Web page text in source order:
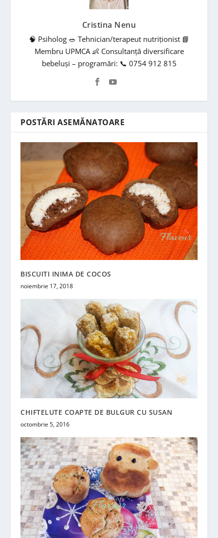
Cristina Nenu
🧠 Psiholog 🥗 Tehnician/terapeut nutriționist 📘
Membru UPMCA 👶 Consultanță diversificare
bebeluși – programări: 📞 0754 912 815
POSTĂRI ASEMĂNATOARE
BISCUITI INIMA DE COCOS
noiembrie 17, 2018
CHIFTELUTE COAPTE DE BULGUR CU SUSAN
octombrie 5, 2016